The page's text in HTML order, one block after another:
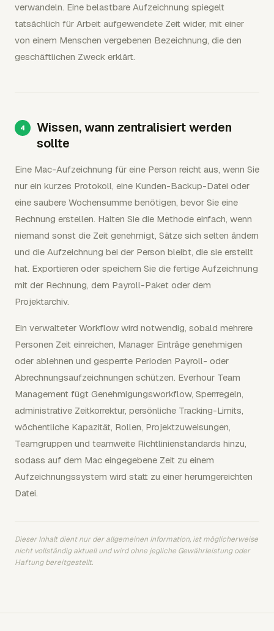
verwandeln. Eine belastbare Aufzeichnung spiegelt
tatsächlich für Arbeit aufgewendete Zeit wider, mit einer
von einem Menschen vergebenen Bezeichnung, die den
geschäftlichen Zweck erklärt.
Wissen, wann zentralisiert werden
sollte
Eine Mac-Aufzeichnung für eine Person reicht aus, wenn Sie
nur ein kurzes Protokoll, eine Kunden-Backup-Datei oder
eine saubere Wochensumme benötigen, bevor Sie eine
Rechnung erstellen. Halten Sie die Methode einfach, wenn
niemand sonst die Zeit genehmigt, Sätze sich selten ändern
und die Aufzeichnung bei der Person bleibt, die sie erstellt
hat. Exportieren oder speichern Sie die fertige Aufzeichnung
mit der Rechnung, dem Payroll-Paket oder dem
Projektarchiv.
Ein verwalteter Workflow wird notwendig, sobald mehrere
Personen Zeit einreichen, Manager Einträge genehmigen
oder ablehnen und gesperrte Perioden Payroll- oder
Abrechnungsaufzeichnungen schützen. Everhour Team
Management fügt Genehmigungsworkflow, Sperrregeln,
administrative Zeitkorrektur, persönliche Tracking-Limits,
wöchentliche Kapazität, Rollen, Projektzuweisungen,
Teamgruppen und teamweite Richtlinienstandards hinzu,
sodass auf dem Mac eingegebene Zeit zu einem
Aufzeichnungssystem wird statt zu einer herumgereichten
Datei.
Dieser Inhalt dient nur der allgemeinen Information, ist möglicherweise
nicht vollständig aktuell und wird ohne jegliche Gewährleistung oder
Haftung bereitgestellt.